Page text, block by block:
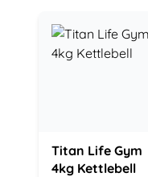
Titan Life Gym
4kg Kettlebell